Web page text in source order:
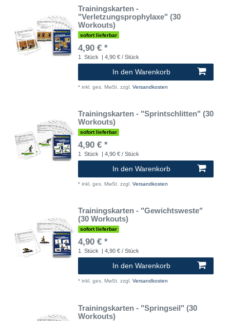
Trainingskarten -
"Verletzungsprophylaxe" (30
Workouts)
sofort lieferbar
4,90 € *
1 Stück | 4,90 € / Stück
In den Warenkorb
* inkl. ges. MwSt. zzgl. Versandkosten
Trainingskarten - "Sprintschlitten" (30
Workouts)
sofort lieferbar
4,90 € *
1 Stück | 4,90 € / Stück
In den Warenkorb
* inkl. ges. MwSt. zzgl. Versandkosten
Trainingskarten - "Gewichtsweste"
(30 Workouts)
sofort lieferbar
4,90 € *
1 Stück | 4,90 € / Stück
In den Warenkorb
* inkl. ges. MwSt. zzgl. Versandkosten
Trainingskarten - "Springseil" (30
Workouts)